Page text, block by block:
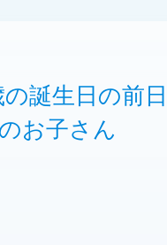
の誕生日の前
お子さん